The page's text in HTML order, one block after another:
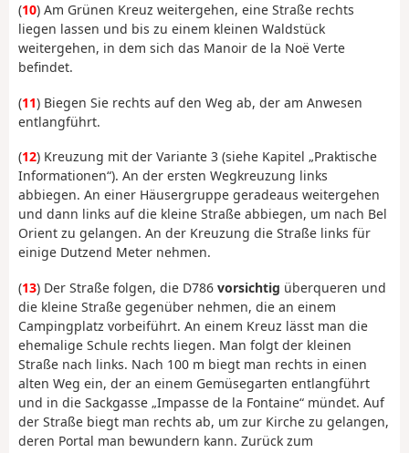
(10) Am Grünen Kreuz weitergehen, eine Straße rechts
liegen lassen und bis zu einem kleinen Waldstück
weitergehen, in dem sich das Manoir de la Noë Verte
befindet.
(11) Biegen Sie rechts auf den Weg ab, der am Anwesen
entlangführt.
(12) Kreuzung mit der Variante 3 (siehe Kapitel „Praktische
Informationen“). An der ersten Wegkreuzung links
abbiegen. An einer Häusergruppe geradeaus weitergehen
und dann links auf die kleine Straße abbiegen, um nach Bel
Orient zu gelangen. An der Kreuzung die Straße links für
einige Dutzend Meter nehmen.
(13) Der Straße folgen, die D786 vorsichtig überqueren und
die kleine Straße gegenüber nehmen, die an einem
Campingplatz vorbeiführt. An einem Kreuz lässt man die
ehemalige Schule rechts liegen. Man folgt der kleinen
Straße nach links. Nach 100 m biegt man rechts in einen
alten Weg ein, der an einem Gemüsegarten entlangführt
und in die Sackgasse „Impasse de la Fontaine“ mündet. Auf
der Straße biegt man rechts ab, um zur Kirche zu gelangen,
deren Portal man bewundern kann. Zurück zum